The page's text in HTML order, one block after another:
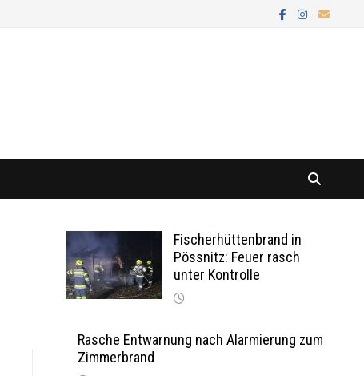
Fischerhüttenbrand in
Pössnitz: Feuer rasch
unter Kontrolle
Rasche Entwarnung nach Alarmierung zum
Zimmerbrand